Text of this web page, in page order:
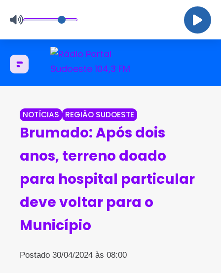
NOTÍCIAS REGIÃO SUDOESTE
Brumado: Após dois
anos, terreno doado
para hospital particular
deve voltar para o
Município
Postado 30/04/2024 às 08:00